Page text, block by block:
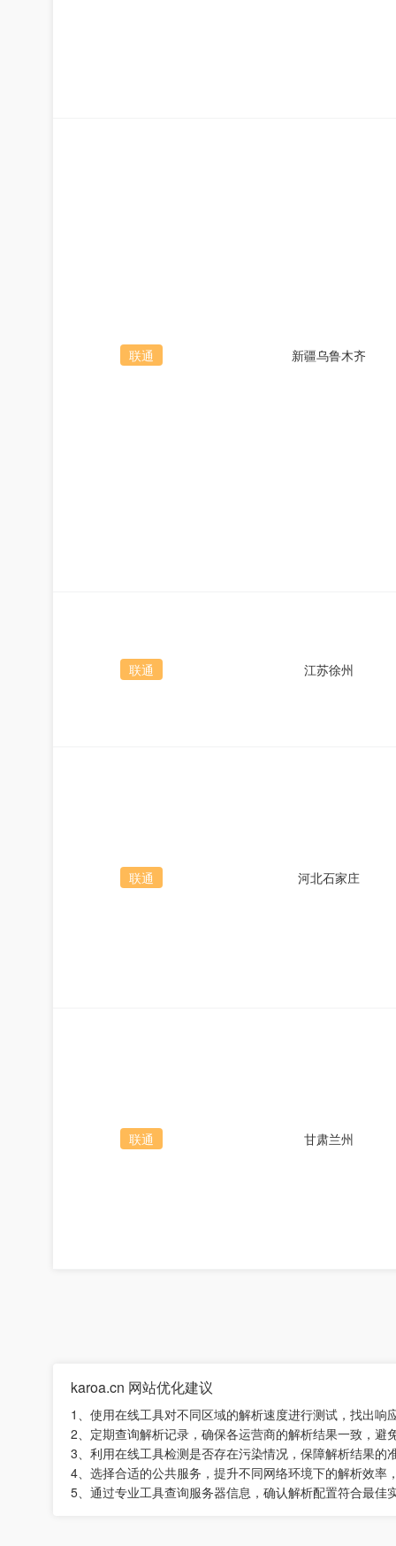
联通 新疆乌鲁木齐
联通 江苏徐州
联通 河北石家庄
联通 甘肃兰州
karoa.cn 网站优化建议
1、使用在线工具对不同区域的解析速度进行测试，找出响
2、定期查询解析记录，确保各运营商的解析结果一致，避
3、利用在线工具检测是否存在污染情况，保障解析结果的
4、选择合适的公共服务，提升不同网络环境下的解析效率
5、通过专业工具查询服务器信息，确认解析配置符合最佳